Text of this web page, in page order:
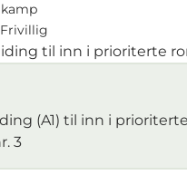
Frivillig
til inn i prioriterte
(A1) til inn i prioriterte
3